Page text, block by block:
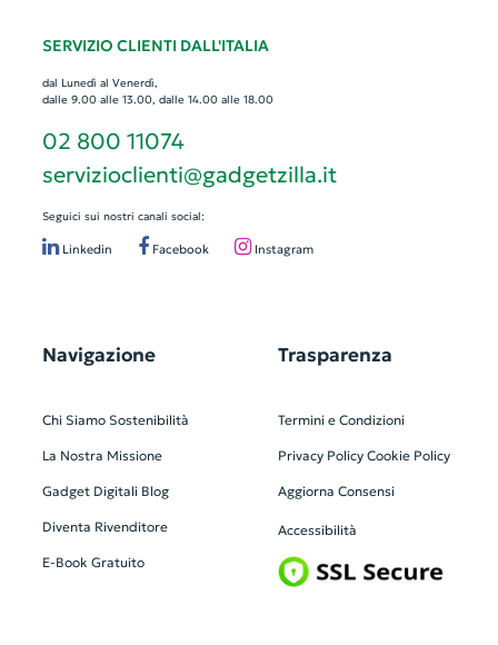
SERVIZIO CLIENTI DALL'ITALIA
dal Lunedì al Venerdì,
dalle 9.00 alle 13.00, dalle 14.00 alle 18.00
02 800 11074
servizioclienti@gadgetzilla.it
Seguici sui nostri canali social:
Linkedin Facebook Instagram
Navigazione
Chi Siamo Sostenibilità
La Nostra Missione
Gadget Digitali Blog
Diventa Rivenditore
E-Book Gratuito
Trasparenza
Termini e Condizioni
Privacy Policy Cookie Policy
Aggiorna Consensi
Accessibilità